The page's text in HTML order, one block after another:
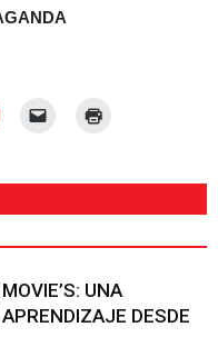
UNA
DESDE